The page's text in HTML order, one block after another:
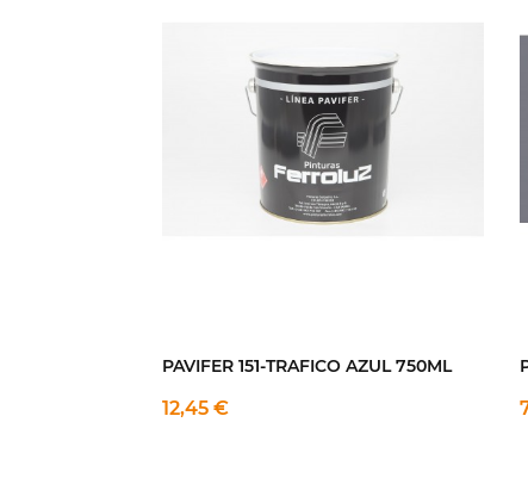
PAVIFER 151-TRAFICO AZUL 750ML
12,45 €